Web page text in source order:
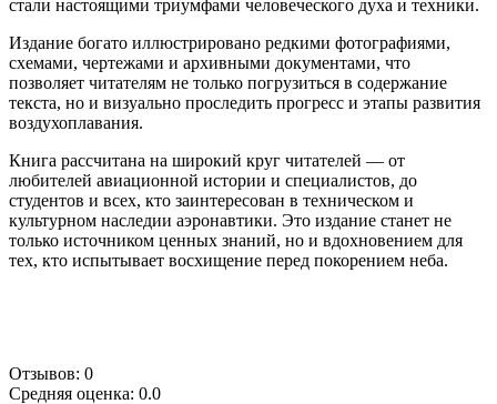
стали настоящими триумфами человеческого духа и техники.
Издание богато иллюстрировано редкими фотографиями,
схемами, чертежами и архивными документами, что
позволяет читателям не только погрузиться в содержание
текста, но и визуально проследить прогресс и этапы развития
воздухоплавания.
Книга рассчитана на широкий круг читателей — от
любителей авиационной истории и специалистов, до
студентов и всех, кто заинтересован в техническом и
культурном наследии аэронавтики. Это издание станет не
только источником ценных знаний, но и вдохновением для
тех, кто испытывает восхищение перед покорением неба.
Отзывов: 0
Средняя оценка: 0.0